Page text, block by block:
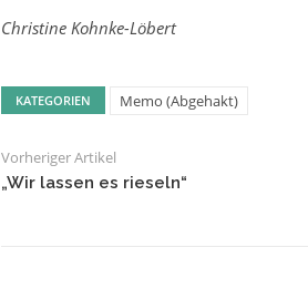
Christine Kohnke-Löbert
KATEGORIEN Memo (Abgehakt)
Vorheriger Artikel
„Wir lassen es rieseln“